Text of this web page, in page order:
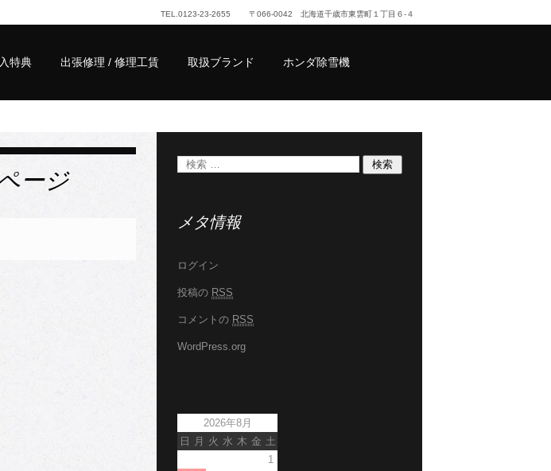
TEL. 0123-23-2655 〒066-0042 北海道千歳市東雲町１丁目６-４
特典 出張修理 / 修理工賃 取扱ブランド ホンダ除雪機
ージ
メタ情報
ログイン
投稿の RSS
コメントの RSS
WordPress.org
2026年8月
日
月 火 水 木 金 土
1